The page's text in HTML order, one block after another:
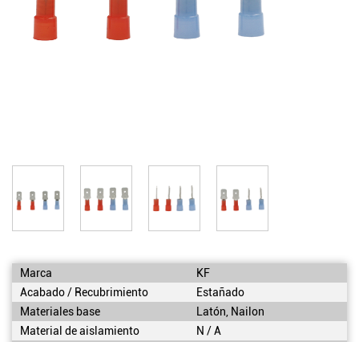
Marca
KF
Acabado / Recubrimiento
Estañado
Materiales base
Latón, Nailon
Material de aislamiento
N / A